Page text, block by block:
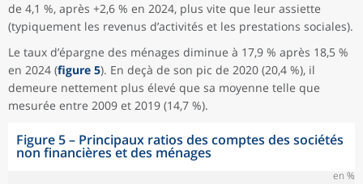
de 4,1 %, après +2,6 % en 2024, plus vite que leur assiette
(typiquement les revenus d’activités et les prestations sociales).
Le taux d’épargne des ménages diminue à 17,9 % après 18,5 %
en 2024 (figure 5). En deçà de son pic de 2020 (20,4 %), il
demeure nettement plus élevé que sa moyenne telle que
mesurée entre 2009 et 2019 (14,7 %).
Figure 5 – Principaux ratios des comptes des sociétés
non financières et des ménages
en %